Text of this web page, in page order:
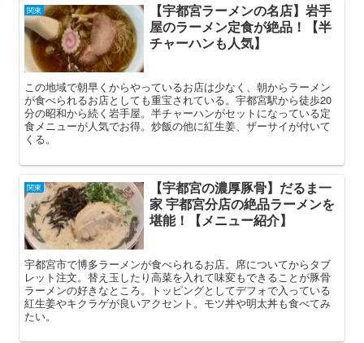
関東
【宇都宮ラーメンの名店】岩手
屋のラーメン定食が絶品！【半
チャーハンも人気】
この地域で朝早くからやっているお店は少なく、朝からラーメン
が食べられるお店としても重宝されている。宇都宮駅から徒歩20
分の昭和から続く岩手屋。半チャーハンがセットになっている定
食メニューが人気でお得。炒飯の他に紅生姜、ザーサイが付いて
くる。
関東
【宇都宮の濃厚豚骨】だるま一
家 宇都宮分店の絶品ラーメンを
堪能！【メニュー紹介】
宇都宮市で博多ラーメンが食べられるお店。席についてからタブ
レット注文。替え玉したり高菜を入れて味変もできることが豚骨
ラーメンの好きなところ。トッピングとしてデフォで入っている
紅生姜やキクラゲが良いアクセント。モツ丼や明太丼も食べてみ
たい。